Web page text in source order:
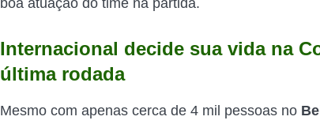
boa atuação do time na partida.
Internacional decide sua vida na
última rodada
Mesmo com apenas cerca de 4 mil pessoas no